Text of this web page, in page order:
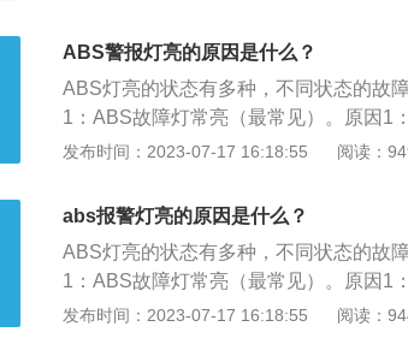
专业维修点更换胎压传感器。6、轮胎胎
监测报警。例如，之前胎压系统设置的
变成2.4bar，胎压灯就会亮起。这是因
的影响，在热胀冷缩的情况下，就会让
能消除，则还是需要到专业维修点排查
胎时，因操作不正确，或安装时密封不
者4s店更换轮胎。
专业维修店进行检查和补胎。胎压监测
不稳，预防事故发生；2、使轮胎保持
延长轮胎使用寿命；3、提高行车平稳
会报警灯亮起，如果控制单元本身故障
直接关系。此时应立即将车送到维修店
引起的胎压监测灯亮。某个轮胎胎压过
压升高，这时应及时停车休息或更换备
车型的胎压会有一定的偏差，如果不清
胎所致。在汽车换胎或者补胎以后，如
胎压一直报警。此时应立即将车送回修
ABS警报灯亮的原因是什么？
ABS灯亮的状态有多种，不同状态的故
1：ABS故障灯常亮（最常见）。原因1
等其它污染源覆盖，影响传感器感应相
案：清洁车速传感器上的脏物，调整好
正常。原因2：由于系统线路之间连接
良而使系统故障。处理方案：检查线路
S警告灯间歇性亮起，加速时则ABS警
而电瓶电压下降低于10.5V，引擎转速
发布时间：2023-07-17 16:18:55 阅读：
abs报警灯亮的原因是什么？
ABS灯亮的状态有多种，不同状态的故
1：ABS故障灯常亮（最常见）。原因1
等其它污染源覆盖，影响传感器感应相
发布时间：2023-07-17 16:18:55 阅读：